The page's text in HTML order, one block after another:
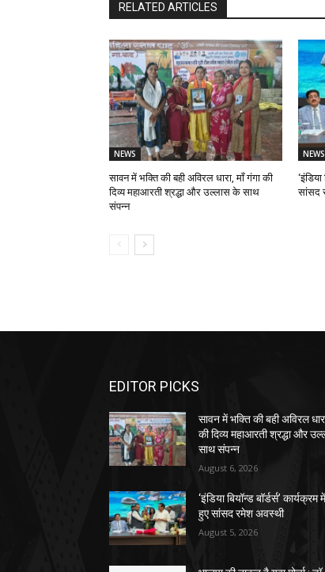
RELATED ARTICLES
NEWS
सावन में भक्ति की बही अविरल धारा, माँ गंगा की
दिव्य महाआरती श्रद्धा और उल्लास के साथ
संपन्न
NEWS
सांसद
EDITOR PICKS
सावन में भक्ति की बही अविरल
की दिव्य महाआरती श्रद्धा और
साथ संपन्न
August 6, 2026
‘इंडिया बियॉन्ड बॉर्डर्स’ कार्यक्रम
हुए सांसद रमेश अवस्थी
August 5, 2026